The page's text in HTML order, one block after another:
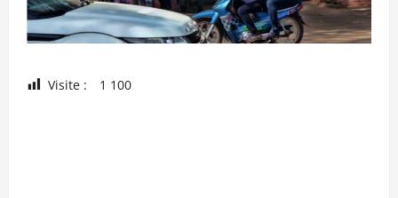
Visite : 1 100